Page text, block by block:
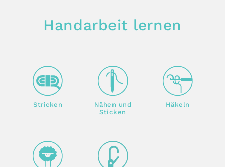
Handarbeit lernen
Stricken
Nähen und
Sticken
Häkeln